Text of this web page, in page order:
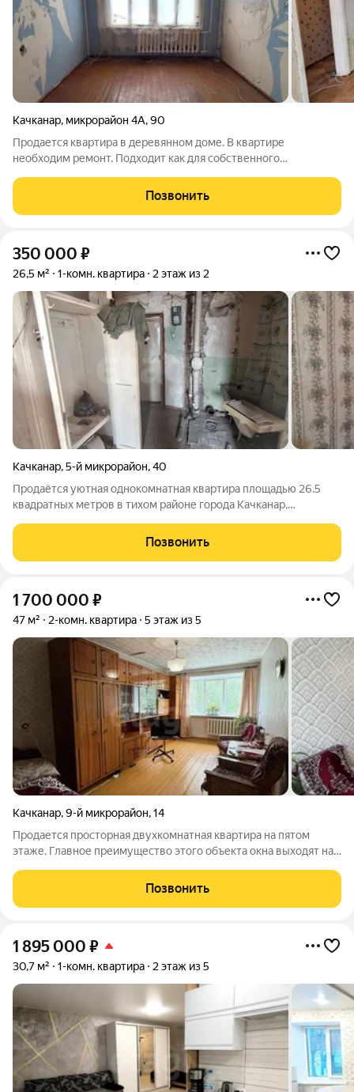
Качканар, микрорайон 4А,90
Продается квартира в деревянном доме. В квартире
необходим ремонт. Подходит как для собственного
через банки-партнеры, рассрочка. За дополнительной
информацией и для организации просмотра
Позвонить
350 000 ₽
26,5 м² 1-комн. квартира 2 этаж из 2
Качканар,5-й микрорайон,40
Продаётся уютная однокомнатная квартира площадью 26.5
квадратных метров в тихом районе города Качканар,
площадь составляет 18 квадратных метров, что предоставляет
достаточно места для комфортного
Позвонить
1 700 000 ₽
47 м² 2-комн. квартира 5 этаж из 5
Качканар,9-й микрорайон,14
Продается просторная двухкомнатная квартира на пятом
этаже. Главное преимущество этого объекта окна выходят на
сделан крепкий,
Позвонить
1 895 000 ₽
30,7 м² 1-комн. квартира 2 этаж из 5